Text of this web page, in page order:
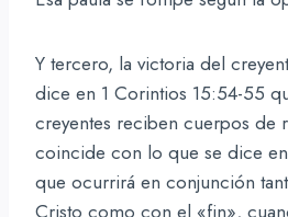
Y tercero, la victoria del
dice en 1 Corintios 15:54-55
creyentes reciben cuerpos de
coincide con lo que se dice
que ocurrirá en conjunción
Cristo como con el «fin»,